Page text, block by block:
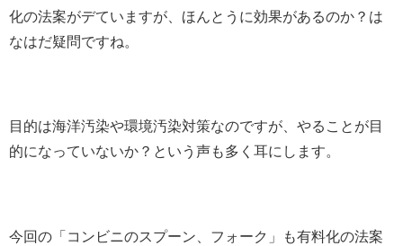
化の法案がデていますが、ほんとうに効果があるのか？は
なはだ疑問ですね。
目的は海洋汚染や環境汚染対策なのですが、やることが目
的になっていないか？という声も多く耳にします。
今回の「コンビニのスプーン、フォーク」も有料化の法案